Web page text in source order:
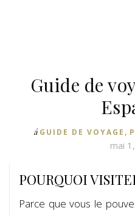
Guide de
á GUIDE DE VOYAGE ,
mai
POURQUOI
Parce que vous le